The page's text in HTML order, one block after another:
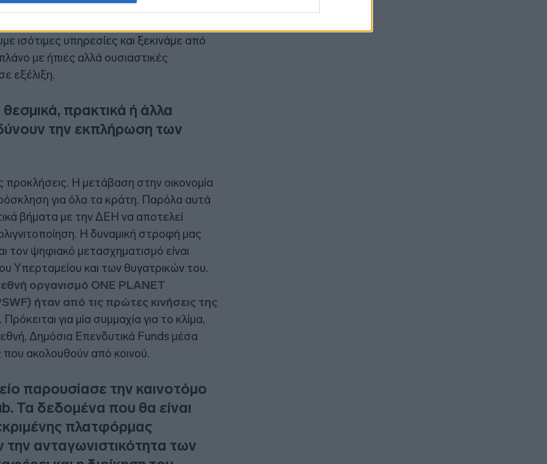
ισότιμες υπηρεσίες και ξεκινάμε από
με ήπιες αλλά ουσιαστικές
εξέλιξη.
πρακτικά ή άλλα
την εκπλήρωση των
προκλήσεις. Η μετάβαση στην οικονομία
για όλα τα κράτη. Παρόλα αυτά
βήματα με την ΔΕΗ να αποτελεί
Η δυναμική στροφή μας
τον ψηφιακό μετασχηματισμό είναι
Υπερταμείου και των θυγατρικών του.
οργανισμό ONE PLANET
ήταν από τις πρώτες κινήσεις της
για μία συμμαχία για το κλίμα,
Δημόσια Επενδυτικά Funds μέσα
ακολουθούν από κοινού.
παρουσίασε την καινοτόμο
Τα δεδομένα που θα είναι
πλατφόρμας
την ανταγωνιστικότητα των